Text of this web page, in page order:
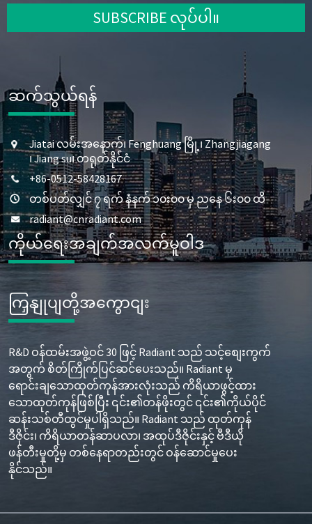
SUBSCRIBE လုပ်ပါ။
ဆက်သွယ်ရန်
Jiatai လမ်းအနောက်၊ Fenghuang မြို့၊ Zhangjiagang
၊ Jiang su၊ တရုတ်နိုင်ငံ
+86-0512-58428167
တစ်ပတ်လျှင် ၇ ရက် နံနက် ၁၀း၀၀ မှ ညနေ ၆း၀၀ ထိ
radiant@cnradiant.com
ကိုယ်ရေးအချက်အလက်မူဝါဒ
ကြှနျုပျတို့အကွောငျး
R&D ဝန်ထမ်းအဖွဲ့ဝင် 30 ဖြင့် Radiant သည် သင့်စျေးကွက်
အတွက် စိတ်ကြိုက်ပြင်ဆင်ပေးသည်။ Radiant မှ
ရောင်းချသောထုတ်ကုန်အားလုံးသည် ကိရိယာဖွင့်ထား
သောထုတ်ကုန်ဖြစ်ပြီး ၎င်း၏တန်ဖိုးတွင် ၎င်း၏ကိုယ်ပိုင်
ဆန်းသစ်တီထွင်မှုပါရှိသည်။ Radiant သည် ထုတ်ကုန်
ဒီဇိုင်း၊ ကိရိယာတန်ဆာပလာ၊ အထုပ်ဒီဇိုင်းနှင့် ဗီဒီယို
ဖန်တီးမှုတို့မှ တစ်နေရာတည်းတွင် ဝန်ဆောင်မှုပေး
နိုင်သည်။